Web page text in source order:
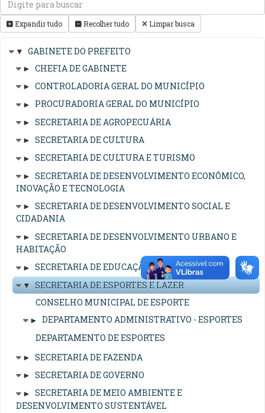
Expandir tudo Recolher tudo Limpar busca
▼ GABINETE DO PREFEITO
► CHEFIA DE GABINETE
► CONTROLADORIA GERAL DO MUNICÍPIO
► PROCURADORIA GERAL DO MUNICÍPIO
► SECRETARIA DE AGROPECUÁRIA
► SECRETARIA DE CULTURA
► SECRETARIA DE CULTURA E TURISMO
► SECRETARIA DE DESENVOLVIMENTO ECONÔMICO,
INOVAÇÃO E TECNOLOGIA
► SECRETARIA DE DESENVOLVIMENTO SOCIAL E
CIDADANIA
► SECRETARIA DE DESENVOLVIMENTO URBANO E
HABITAÇÃO
► SECRETARIA DE EDUCAÇÃO
▼ SECRETARIA DE ESPORTES E LAZER
CONSELHO MUNICIPAL DE ESPORTE
► DEPARTAMENTO ADMINISTRATIVO - ESPORTES
DEPARTAMENTO DE ESPORTES
► SECRETARIA DE FAZENDA
► SECRETARIA DE GOVERNO
► SECRETARIA DE MEIO AMBIENTE E
DESENVOLVIMENTO SUSTENTÁVEL